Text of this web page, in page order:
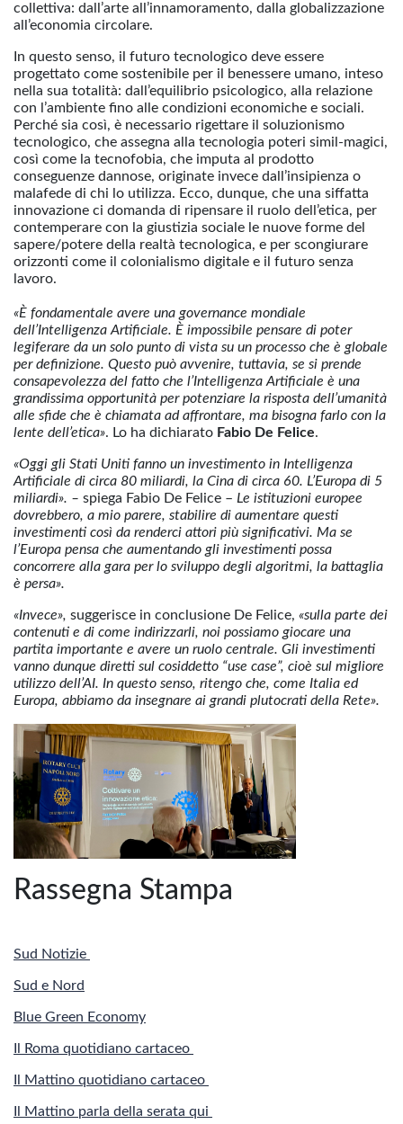
collettiva: dall’arte all’innamoramento, dalla globalizzazione
all’economia circolare.
In questo senso, il futuro tecnologico deve essere
progettato come sostenibile per il benessere umano, inteso
nella sua totalità: dall’equilibrio psicologico, alla relazione
con l’ambiente fino alle condizioni economiche e sociali.
Perché sia così, è necessario rigettare il soluzionismo
tecnologico, che assegna alla tecnologia poteri simil-magici,
così come la tecnofobia, che imputa al prodotto
conseguenze dannose, originate invece dall’insipienza o
malafede di chi lo utilizza. Ecco, dunque, che una siffatta
innovazione ci domanda di ripensare il ruolo dell’etica, per
contemperare con la giustizia sociale le nuove forme del
sapere/potere della realtà tecnologica, e per scongiurare
orizzonti come il colonialismo digitale e il futuro senza
lavoro.
«È fondamentale avere una governance mondiale
dell’Intelligenza Artificiale. È impossibile pensare di poter
legiferare da un solo punto di vista su un processo che è globale
per definizione. Questo può avvenire, tuttavia, se si prende
consapevolezza del fatto che l’Intelligenza Artificiale è una
grandissima opportunità per potenziare la risposta dell’umanità
alle sfide che è chiamata ad affrontare, ma bisogna farlo con la
lente dell’etica». Lo ha dichiarato Fabio De Felice.
«Oggi gli Stati Uniti fanno un investimento in Intelligenza
Artificiale di circa 80 miliardi, la Cina di circa 60. L’Europa di 5
miliardi». – spiega Fabio De Felice – Le istituzioni europee
dovrebbero, a mio parere, stabilire di aumentare questi
investimenti così da renderci attori più significativi. Ma se
l’Europa pensa che aumentando gli investimenti possa
concorrere alla gara per lo sviluppo degli algoritmi, la battaglia
è persa».
«Invece», suggerisce in conclusione De Felice, «sulla parte dei
contenuti e di come indirizzarli, noi possiamo giocare una
partita importante e avere un ruolo centrale. Gli investimenti
vanno dunque diretti sul cosiddetto “use case”, cioè sul migliore
utilizzo dell’AI. In questo senso, ritengo che, come Italia ed
Europa, abbiamo da insegnare ai grandi plutocrati della Rete».
Rassegna Stampa
Sud Notizie
Sud e Nord
Blue Green Economy
Il Roma quotidiano cartaceo
Il Mattino quotidiano cartaceo
Il Mattino parla della serata qui